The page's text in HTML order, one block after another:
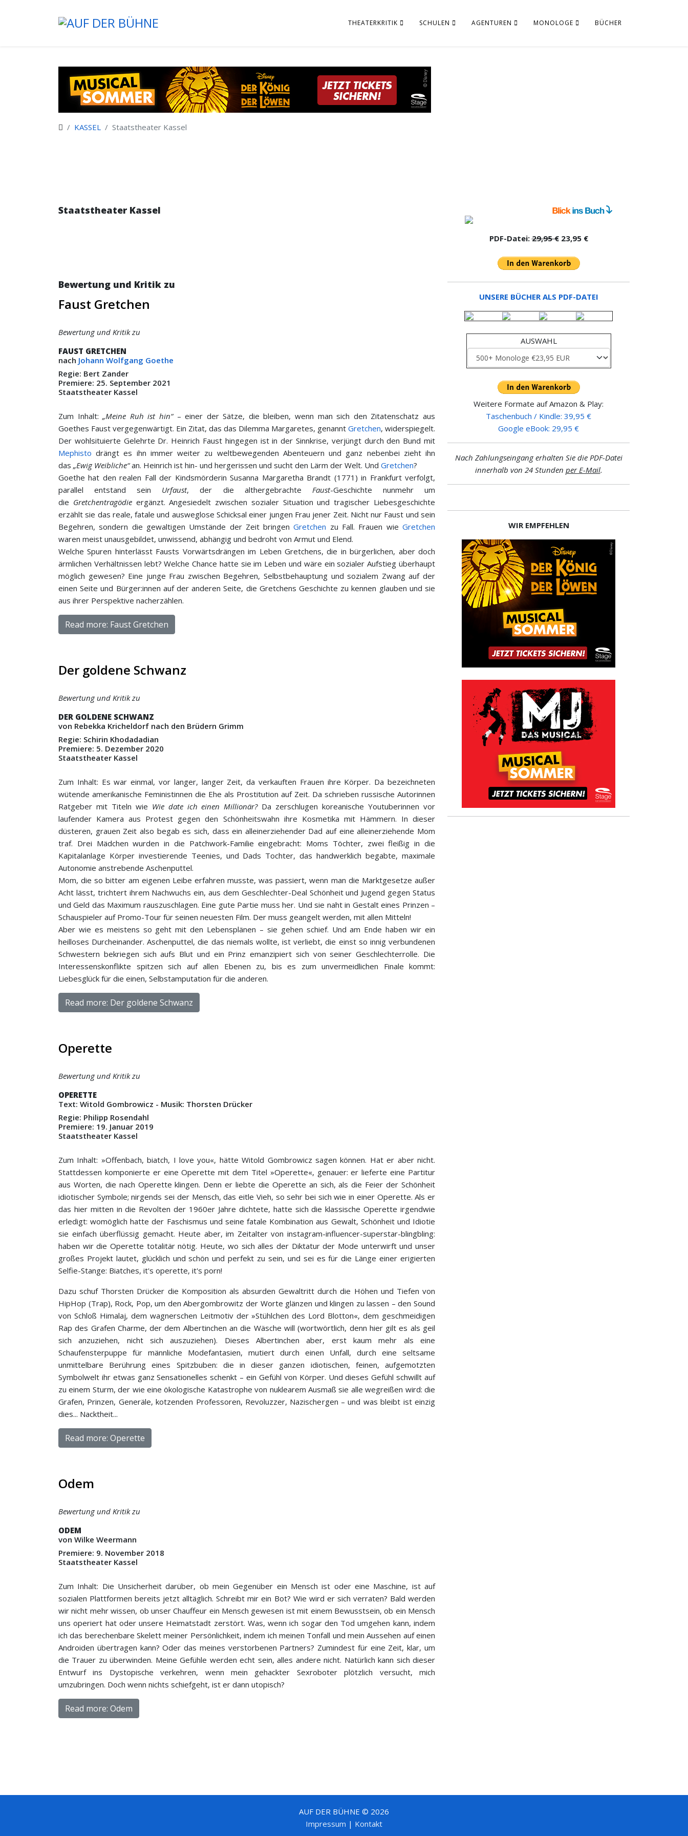
THEATERKRITIK SCHULEN AGENTUREN MONOLOGE BÜCHER
KASSEL Staatstheater Kassel
Staatstheater Kassel
Bewertung und Kritik zu
Faust Gretchen
Bewertung und Kritik zu
FAUST GRETCHEN
nach Johann Wolfgang Goethe
Regie: Bert Zander
Premiere: 25. September 2021
Staatstheater Kassel
Zum Inhalt:„Meine Ruh ist hin“– einer der Sätze, die bleiben, wenn man sich den Zitatenschatz aus
Goethes Faust vergegenwärtigt. Ein Zitat, das das Dilemma Margaretes, genannt Gretchen, widerspiegelt.
Der wohlsituierte Gelehrte Dr. Heinrich Faust hingegen ist in der Sinnkrise, verjüngt durch den Bund mit
Mephisto drängt es ihn immer weiter zu weltbewegenden Abenteuern und ganz nebenbei zieht ihn
das „Ewig Weibliche“an. Heinrich ist hin- und hergerissen und sucht den Lärm der Welt. Und Gretchen?
Goethe hat den realen Fall der Kindsmörderin Susanna Margaretha Brandt (1771) in Frankfurt verfolgt,
parallel entstand sein Urfaust, der die althergebrachte Faust-Geschichte nunmehr um
die Gretchentragödieergänzt. Angesiedelt zwischen sozialer Situation und tragischer Liebesgeschichte
erzählt sie das reale, fatale und ausweglose Schicksal einer jungen Frau jener Zeit. Nicht nur Faust und sein
Begehren, sondern die gewaltigen Umstände der Zeit bringenGretchen zu Fall. Frauen wieGretchen
waren meist unausgebildet, unwissend, abhängig und bedroht von Armut und Elend.
Welche Spuren hinterlässt Fausts Vorwärtsdrängen im Leben Gretchens, die in bürgerlichen, aber doch
ärmlichen Verhältnissen lebt? Welche Chance hatte sie im Leben und wäre ein sozialer Aufstieg überhaupt
möglich gewesen? Eine junge Frau zwischen Begehren, Selbstbehauptung und sozialem Zwang auf der
einen Seite und Bürger:innen auf der anderen Seite, die Gretchens Geschichte zu kennen glauben und sie
aus ihrer Perspektive nacherzählen.
Read more: Faust Gretchen
Der goldene Schwanz
Bewertung und Kritik zu
DER GOLDENE SCHWANZ
von Rebekka Kricheldorf nach den Brüdern Grimm
Regie: Schirin Khodadadian
Premiere: 5. Dezember 2020
Staatstheater Kassel
Zum Inhalt: Es war einmal, vor langer, langer Zeit, da verkauften Frauen ihre Körper. Da bezeichneten
wütende amerikanische Feministinnen die Ehe als Prostitution auf Zeit. Da schrieben russische Autorinnen
Ratgeber mit Titeln wie Wie date ich einen Millionär? Da zerschlugen koreanische Youtuberinnen vor
laufender Kamera aus Protest gegen den Schönheitswahn ihre Kosmetika mit Hämmern. In dieser
düsteren, grauen Zeit also begab es sich, dass ein alleinerziehender Dad auf eine alleinerziehende Mom
traf. Drei Mädchen wurden in die Patchwork-Familie eingebracht: Moms Töchter, zwei fleißig in die
Kapitalanlage Körper investierende Teenies, und Dads Tochter, das handwerklich begabte, maximale
Autonomie anstrebende Aschenputtel.
Mom, die so bitter am eigenen Leibe erfahren musste, was passiert, wenn man die Marktgesetze außer
Acht lässt, trichtert ihrem Nachwuchs ein, aus dem Geschlechter-Deal Schönheit und Jugend gegen Status
und Geld das Maximum rauszuschlagen. Eine gute Partie muss her. Und sie naht in Gestalt eines Prinzen –
Schauspieler auf Promo-Tour für seinen neuesten Film. Der muss geangelt werden, mit allen Mitteln!
Aber wie es meistens so geht mit den Lebensplänen – sie gehen schief. Und am Ende haben wir ein
heilloses Durcheinander. Aschenputtel, die das niemals wollte, ist verliebt, die einst so innig verbundenen
Schwestern bekriegen sich aufs Blut und ein Prinz emanzipiert sich von seiner Geschlechterrolle. Die
Interessenskonflikte spitzen sich auf allen Ebenen zu, bis es zum unvermeidlichen Finale kommt:
Liebesglück für die einen, Selbstamputation für die anderen.
Read more: Der goldene Schwanz
Operette
Bewertung und Kritik zu
OPERETTE
Text: Witold Gombrowicz - Musik: Thorsten Drücker
Regie: Philipp Rosendahl
Premiere: 19. Januar 2019
Staatstheater Kassel
Zum Inhalt: »Offenbach, biatch, I love you«, hätte Witold Gombrowicz sagen können. Hat er aber nicht.
Stattdessen komponierte er eine Operette mit dem Titel »Operette«, genauer: er lieferte eine Partitur
aus Worten, die nach Operette klingen. Denn er liebte die Operette an sich, als die Feier der Schönheit
idiotischer Symbole; nirgends sei der Mensch, das eitle Vieh, so sehr bei sich wie in einer Operette. Als er
das hier mitten in die Revolten der 1960er Jahre dichtete, hatte sich die klassische Operette irgendwie
erledigt: womöglich hatte der Faschismus und seine fatale Kombination aus Gewalt, Schönheit und Idiotie
sie einfach überflüssig gemacht. Heute aber, im Zeitalter von instagram-influencer-superstar-blingbling:
haben wir die Operette totalitär nötig. Heute, wo sich alles der Diktatur der Mode unterwirft und unser
großes Projekt lautet, glücklich und schön und perfekt zu sein, und sei es für die Länge einer erigierten
Selfie-Stange: Biatches, it's operette, it's porn!
Dazu schuf Thorsten Drücker die Komposition als absurden Gewaltritt durch die Höhen und Tiefen von
HipHop (Trap), Rock, Pop, um den Abergombrowitz der Worte glänzen und klingen zu lassen – den Sound
von Schloß Himalaj, dem wagnerschen Leitmotiv der »Stühlchen des Lord Blotton«, dem geschmeidigen
Rap des Grafen Charme, der dem Albertinchen an die Wäsche will (wortwörtlich, denn hier gilt es als geil
sich anzuziehen, nicht sich auszuziehen). Dieses Albertinchen aber, erst kaum mehr als eine
Schaufensterpuppe für männliche Modefantasien, mutiert durch einen Unfall, durch eine seltsame
unmittelbare Berührung eines Spitzbuben: die in dieser ganzen idiotischen, feinen, aufgemotzten
Symbolwelt ihr etwas ganz Sensationelles schenkt – ein Gefühl von Körper. Und dieses Gefühl schwillt auf
zu einem Sturm, der wie eine ökologische Katastrophe von nuklearem Ausmaß sie alle wegreißen wird: die
Grafen, Prinzen, Generäle, kotzenden Professoren, Revoluzzer, Nazischergen – und was bleibt ist einzig
dies... Nacktheit...
Read more: Operette
Odem
Bewertung und Kritik zu
ODEM
von Wilke Weermann
Premiere: 9. November 2018
Staatstheater Kassel
Zum Inhalt: Die Unsicherheit darüber, ob mein Gegenüber ein Mensch ist oder eine Maschine, ist auf
sozialen Plattformen bereits jetzt alltäglich. Schreibt mir ein Bot? Wie wird er sich verraten? Bald werden
wir nicht mehr wissen, ob unser Chauffeur ein Mensch gewesen ist mit einem Bewusstsein, ob ein Mensch
uns operiert hat oder unsere Heimatstadt zerstört. Was, wenn ich sogar den Tod umgehen kann, indem
ich das berechenbare Skelett meiner Persönlichkeit, indem ich meinen Tonfall und mein Aussehen auf einen
Androiden übertragen kann? Oder das meines verstorbenen Partners? Zumindest für eine Zeit, klar, um
die Trauer zu überwinden. Meine Gefühle werden echt sein, alles andere nicht. Natürlich kann sich dieser
Entwurf ins Dystopische verkehren, wenn mein gehackter Sexroboter plötzlich versucht, mich
umzubringen. Doch wenn nichts schiefgeht, ist er dann utopisch?
Read more: Odem
PDF-Datei:29,95 €23,95 €
UNSERE BÜCHER ALS PDF-DATEI
AUSWAHL
Weitere Formate auf Amazon & Play:
Taschenbuch / Kindle: 39,95 €
Google eBook: 29,95 €
Nach Zahlungseingang erhalten Sie die PDF-Datei
innerhalb von 24 Stunden per E-Mail.
WIR EMPFEHLEN
AUF DER BÜHNE © 2026
Impressum | Kontakt